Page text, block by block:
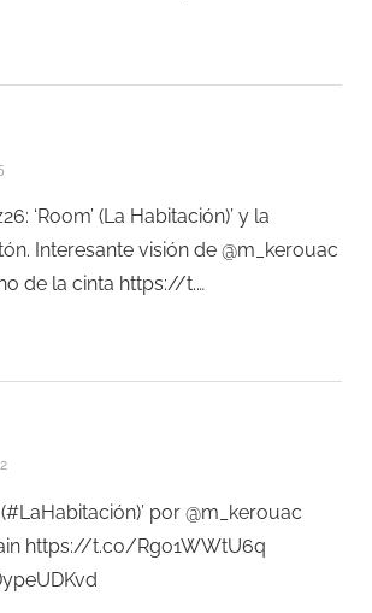
‘Room’ (La Habitación)’ y la
Interesante visión de @m_kerouac
de la cinta https://t.…
por @m_kerouac
https://t.co/Rgo1WWtU6q